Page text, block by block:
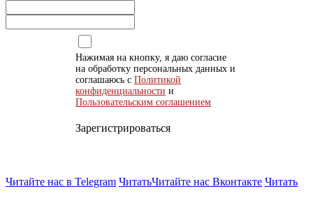
Нажимая на кнопку, я даю согласие
на обработку персональных данных и
соглашаюсь с Политикой
конфиденциальности и
Пользовательским соглашением
Зарегистрироваться
Читайте нас в Telegram ЧитатьЧитайте нас Вконтакте Читать